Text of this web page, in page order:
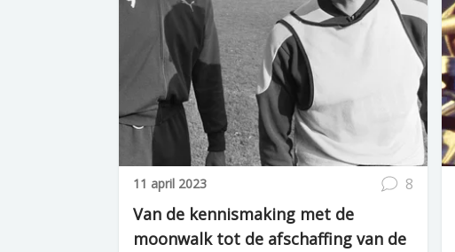
11 april 2023 8
Van de kennismaking met de
moonwalk tot de afschaffing van de